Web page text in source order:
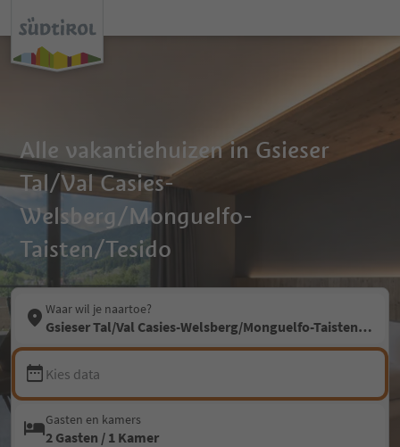
Alle vakantiehuizen in Gsieser
Tal/Val Casies-
Welsberg/Monguelfo-
Taisten/Tesido
Waar wil je naartoe?
Gsieser Tal/Val Casies-Welsberg/Monguelfo-Taisten/
Kies data
Gasten en kamers
2 Gasten / 1 Kamer